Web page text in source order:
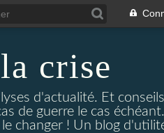
crise
d'actualité. Et
de guerre le cas échéant.
changer ! Un blog